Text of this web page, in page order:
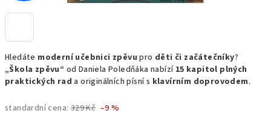
Hledáte moderní učebnici zpěvu pro děti či začátečníky?
„Škola zpěvu“ od Daniela Poledňáka nabízí 15 kapitol plných
praktických rad a originálních písní s klavírním doprovodem.
standardní cena: 329 Kč –9 %